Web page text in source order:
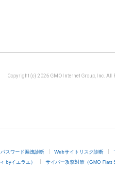
Copyright (c) 2026 GMO Internet Group, Inc. All
パスワード漏洩診断 Webサイトリスク診断
byイエラエ） サイバー攻撃対策（GMO Flatt